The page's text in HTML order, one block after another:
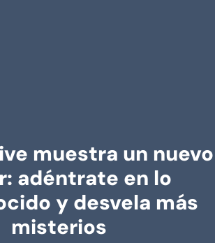
muestra un nuevo
adéntrate en lo
y desvela más
misterios